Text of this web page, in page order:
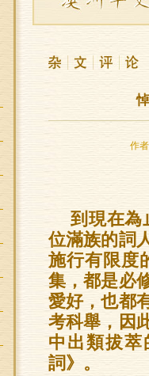
作
到現在為
位滿族的詞
施行有限度
集，都是必
愛好，也都
考科舉，因
中出類拔萃
詞》。